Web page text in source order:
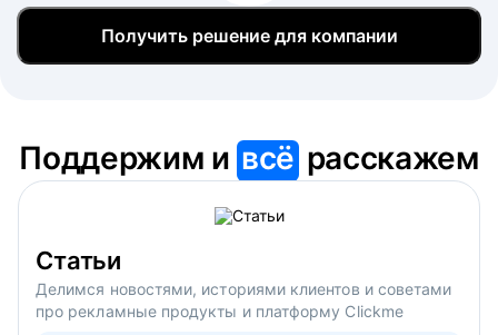
Получить решение для компании
Поддержим ивсё расскажем
Статьи
Делимся новостями, историями клиентов и советами
про рекламные продукты и платформу Clickme